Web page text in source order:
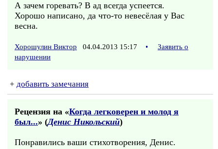
А зачем горевать? В ад всегда успеется.
Хорошо написано, да что-то невесёлая у Вас
весна.
Хорошулин Виктор 04.04.2013 15:17 •
Заявить о
нарушении
+ добавить замечания
Рецензия на «Когда легковерен и молод я
был...» (Денис Никольский)
Понравились ваши стихотворения, Денис.